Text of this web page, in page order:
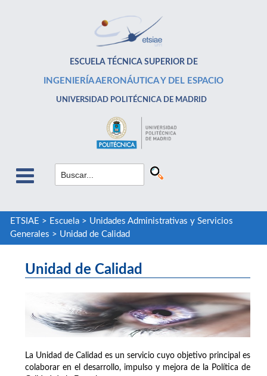
ESCUELA TÉCNICA SUPERIOR DE
INGENIERÍA AERONÁUTICA Y DEL ESPACIO
UNIVERSIDAD POLITÉCNICA DE MADRID
ETSIAE > Escuela> Unidades Administrativas y Servicios
Generales > Unidad de Calidad
Unidad de Calidad
La Unidad de Calidad es un servicio cuyo objetivo principal es
colaborar en el desarrollo, impulso y mejora de la Política de